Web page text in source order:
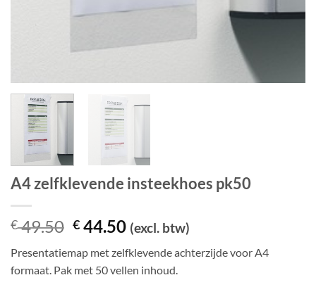
A4 zelfklevende insteekhoes pk50
€49.50 Oorspronkelijke
was:
€ 49.50.
€ 44.50Huidige
prijs
is:
€ 44.50.
(excl. btw)
Presentatiemap met zelfklevende achterzijde voor A4
formaat. Pak met 50 vellen inhoud.